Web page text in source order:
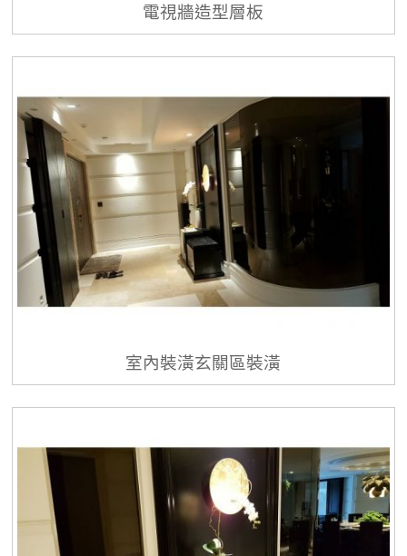
電視牆造型層板
室內裝潢玄關區裝潢